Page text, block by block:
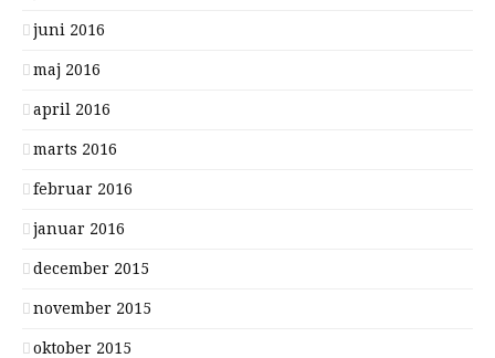
juni 2016
maj 2016
april 2016
marts 2016
februar 2016
januar 2016
december 2015
november 2015
oktober 2015